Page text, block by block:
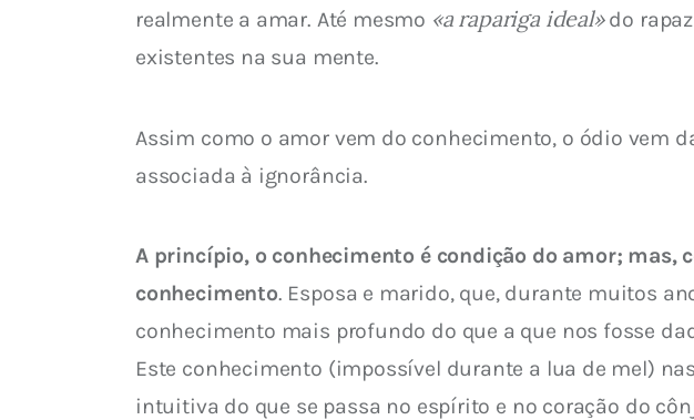
realmente a amar. Até mesmo «a rapariga ideal» do
existentes na sua mente.
Assim como o amor vem do conhecimento, o ódio vem
associada à ignorância.
A princípio, o conhecimento é condição do amor;
conhecimento. Esposa e marido, que, durante muitos
conhecimento mais profundo do que a que nos fosse
Este conhecimento (impossível durante a lua de mel)
intuitiva do que se passa no espírito e no coração do